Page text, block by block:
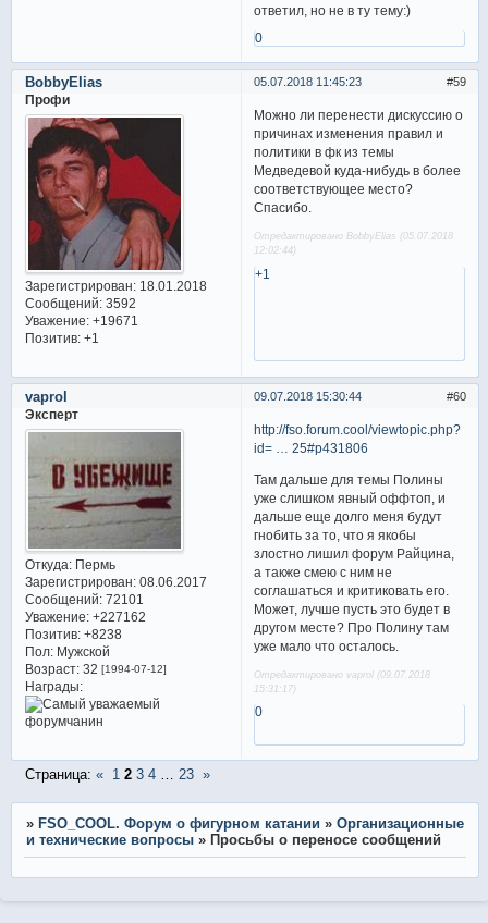
ответил, но не в ту тему:)
0
59
05.07.2018 11:45:23
BobbyElias
Профи
Зарегистрирован: 18.01.2018
Сообщений:3592
Уважение: +19671
Позитив: +1
Можно ли перенести дискуссию о
причинах изменения правил и
политики в фк из темы
Медведевой куда-нибудь в более
соответствующее место?
Спасибо.
Отредактировано BobbyElias (05.07.2018
12:02:44)
+1
60
09.07.2018 15:30:44
vaprol
Эксперт
Откуда:Пермь
Зарегистрирован: 08.06.2017
Сообщений:72101
Уважение: +227162
Позитив: +8238
Пол:Мужской
Возраст:32 [1994-07-12]
Награды:
http://fso.forum.cool/viewtopic.php?
id= … 25#p431806
Там дальше для темы Полины
уже слишком явный оффтоп, и
дальше еще долго меня будут
гнобить за то, что я якобы
злостно лишил форум Райцина,
а также смею с ним не
соглашаться и критиковать его.
Может, лучше пусть это будет в
другом месте? Про Полину там
уже мало что осталось.
Отредактировано vaprol (09.07.2018
15:31:17)
0
Страница: « 1 2 3 4 … 23 »
» FSO_COOL. Форум о фигурном катании » Организационные
и технические вопросы » Просьбы о переносе сообщений